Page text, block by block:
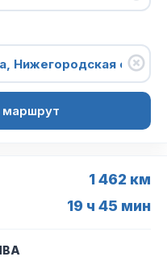
маршрут
1 462 км
19 ч 45 мин